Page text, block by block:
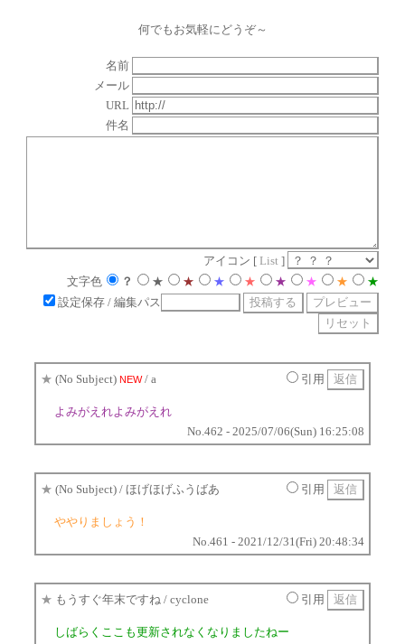
何でもお気軽にどうぞ～
名前
メール
URL
件名
アイコン [ List ]
文字色
？ ★ ★ ★ ★ ★ ★ ★
★
設定保存 / 編集パス
★ (No Subject) NEW/ a 引用
よみがえれよみがえれ
No.462 - 2025/07/06(Sun) 16:25:08
★ (No Subject) / ほげほげふうばあ 引用
ややりましょう！
No.461 - 2021/12/31(Fri) 20:48:34
★ もうすぐ年末ですね / cyclone 引用
しばらくここも更新されなくなりましたねー